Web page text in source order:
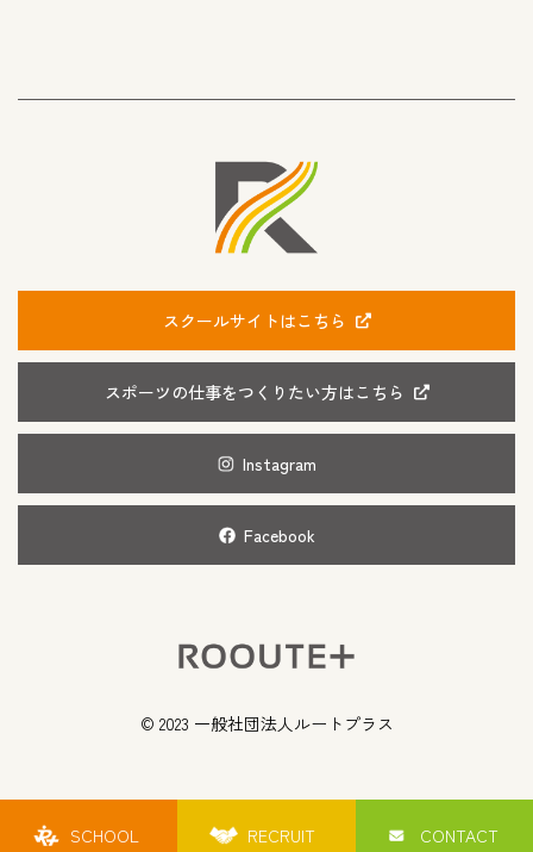
SCHOOL RECRUIT CONTACT
スクールサイトはこちら
スポーツの仕事をつくりたい方はこちら
Instagram
Facebook
© 2023 一般社団法人ルートプラス